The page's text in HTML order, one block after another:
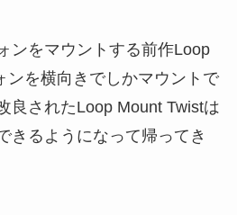
ンをマウントする前作Loop
ンを横向きでしかマウントで
良されたLoop Mount Twistは
きるようになって帰ってき